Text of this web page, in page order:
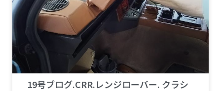
19号ブログ.CRR.レンジローバー. クラシ